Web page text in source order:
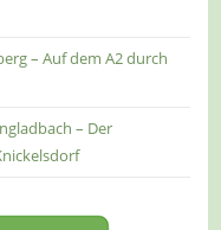
– Auf dem A2 durch
– Der